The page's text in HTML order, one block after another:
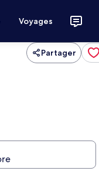
Voyages
Partager